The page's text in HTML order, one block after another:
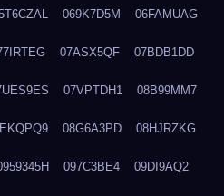
069K7D5M 06FAMUAG
07ASX5QF 07BDB1DD
07VPTDH1 08B99MM7
08G6A3PD 08HJRZKG
097C3BE4 09DI9AQ2